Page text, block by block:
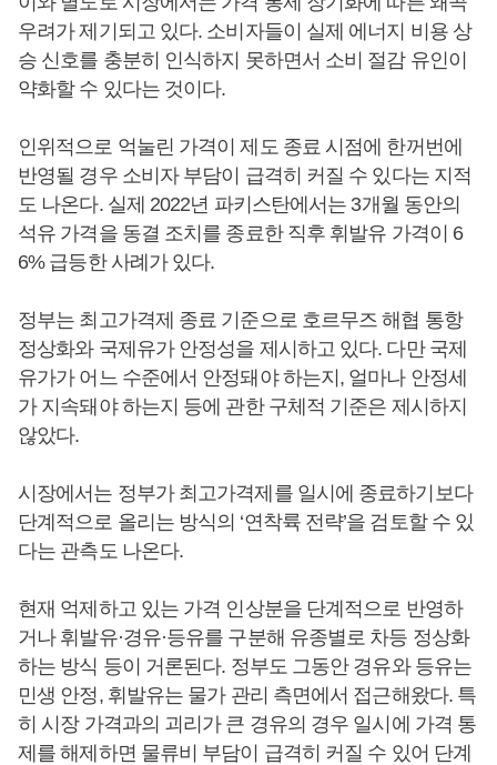
우려가 제기되고 있다. 소비자들이 실제 에너지 비용 상
승 신호를 충분히 인식하지 못하면서 소비 절감 유인이
약화할 수 있다는 것이다.
인위적으로 억눌린 가격이 제도 종료 시점에 한꺼번에
반영될 경우 소비자 부담이 급격히 커질 수 있다는 지적
도 나온다. 실제 2022년 파키스탄에서는 3개월 동안의
석유 가격을 동결 조치를 종료한 직후 휘발유 가격이 6
6% 급등한 사례가 있다.
정부는 최고가격제 종료 기준으로 호르무즈 해협 통항
정상화와 국제유가 안정성을 제시하고 있다. 다만 국제
유가가 어느 수준에서 안정돼야 하는지, 얼마나 안정세
가 지속돼야 하는지 등에 관한 구체적 기준은 제시하지
않았다.
시장에서는 정부가 최고가격제를 일시에 종료하기보다
단계적으로 올리는 방식의 ‘연착륙 전략’을 검토할 수 있
다는 관측도 나온다.
현재 억제하고 있는 가격 인상분을 단계적으로 반영하
거나 휘발유·경유·등유를 구분해 유종별로 차등 정상화
하는 방식 등이 거론된다. 정부도 그동안 경유와 등유는
민생 안정, 휘발유는 물가 관리 측면에서 접근해왔다. 특
히 시장 가격과의 괴리가 큰 경유의 경우 일시에 가격 통
제를 해제하면 물류비 부담이 급격히 커질 수 있어 단계